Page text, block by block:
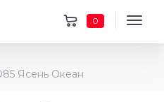
0
Ясень Океан